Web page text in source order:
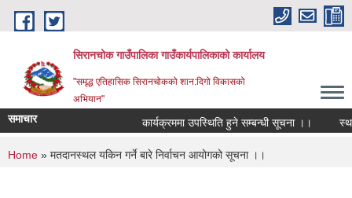
Skip to main content
सिरानचोक गाउँपालिका गाउँकार्यपालिकाको कार्यालय
"समृद्ध एतिहासिक सिरानचोकको शान:दिगो विकासको
अभियान"
समाचार कार्यक्रममा उपस्थिति हुने सम्बन्धी सूचना ।।
You are here
Home » मतदानस्थल यकिन गर्ने बारे निर्वाचन आयोगको सूचना ।।